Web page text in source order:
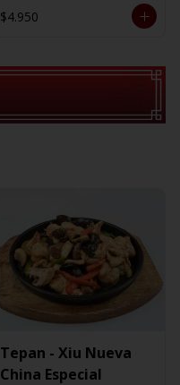
$4.950
Tepan - Xiu Nueva
China Especial